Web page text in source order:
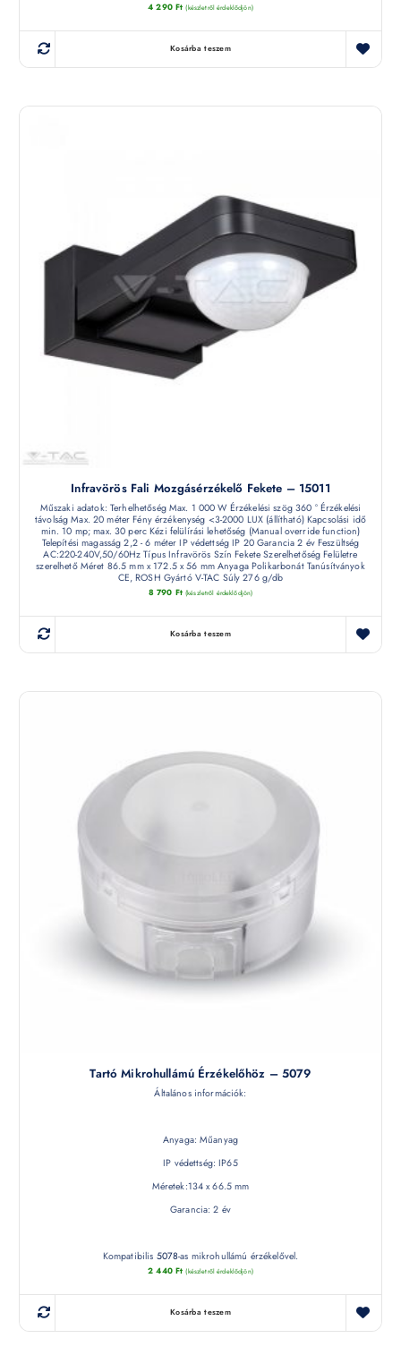
4 290 Ft (készletről érdeklődjön)
Kosárba teszem
Infravörös Fali Mozgásérzékelő Fekete – 15011
Műszaki adatok: Terhelhetőség Max. 1 000 W Érzékelési szög 360 ° Érzékelési
távolság Max. 20 méter Fény érzékenység <3-2000 LUX (állítható) Kapcsolási idő
min. 10 mp; max. 30 perc Kézi felülírási lehetőség (Manual override function)
Telepítési magasság 2,2 - 6 méter IP védettség IP 20 Garancia 2 év Feszültség
AC:220-240V,50/60Hz Típus Infravörös Szín Fekete Szerelhetőség Felületre
szerelhető Méret 86.5 mm x 172.5 x 56 mm Anyaga Polikarbonát Tanúsítványok
CE, ROSH Gyártó V-TAC Súly 276 g/db
8 790 Ft (készletről érdeklődjön)
Kosárba teszem
Tartó Mikrohullámú Érzékelőhöz – 5079
Általános információk:
Anyaga: Műanyag
IP védettség: IP65
Méretek:134 x 66.5 mm
Garancia: 2 év
Kompatibilis 5078-as mikrohullámú érzékelővel.
2 440 Ft (készletről érdeklődjön)
Kosárba teszem